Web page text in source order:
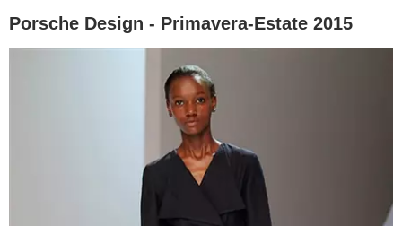
DIETA
Porsche Design - Primavera-Estate 2015